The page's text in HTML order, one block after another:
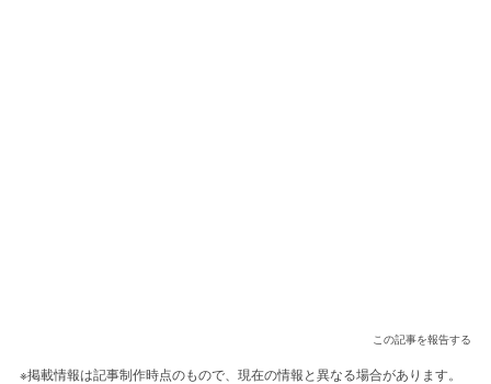
この記事を報告する
※掲載情報は記事制作時点のもので、現在の情報と異なる場合があります。